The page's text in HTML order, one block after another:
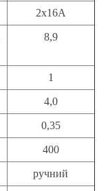
2х16А
8,9
1
4,0
0,35
400
ручний